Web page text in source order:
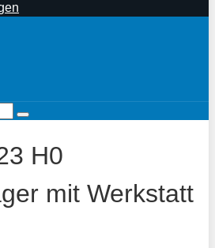
H0
mit Werkstatt